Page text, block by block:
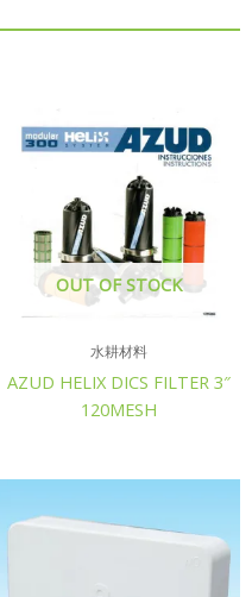
OUT OF STOCK
水耕材料
AZUD HELIX DICS FILTER 3″
120MESH